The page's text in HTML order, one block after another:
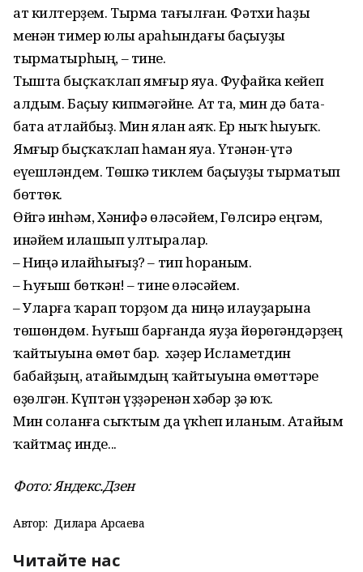
ат килтер­ҙем. Тырма тағылған. Фәтхи һаҙы
менән тимер юлы ара­һындағы баҫыуҙы
тырматыр­һың, – тине.
Тышта быҫҡаҡлап ямғыр яуа. Фуфайка кейеп
алдым. Баҫыу кипмәгәйне. Ат та, мин дә бата-
бата атлайбыҙ. Мин ялан аяҡ. Ер ныҡ һыуыҡ.
Ямғыр быҫҡаҡлап һаман яуа. Үтәнән-үтә
еүешләндем. Төшкә тиклем баҫыуҙы тырматып
бөттөк.
Өйгә инһәм, Хәнифә өләсәйем, Гөлсирә еңгәм,
инәйем илашып ултыралар.
– Ниңә илайһығыҙ? – тип һораным.
– Һуғыш бөткән! – тине өләсәйем.
– Уларға ҡарап торҙом да ниңә илауҙарына
төшөндөм. Һуғыш барғанда яуҙа йөрөгәндәрҙең
ҡайтыуына өмөт бар. Ә хәҙер Исламетдин
бабайҙың, атайымдың ҡайтыуына өмөттәре
өҙөлгән. Күптән үҙҙәренән хәбәр ҙә юҡ.
Мин соланға сыҡтым да үкһеп иланым. Атайым
ҡайтмаҫ инде...
Фото: Яндекс.Дзен
Автор: Дилара Арсаева
Читайте нас